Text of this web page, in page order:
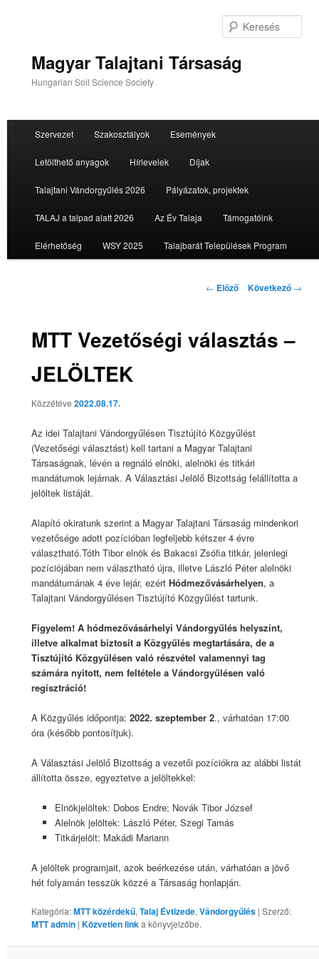
Magyar Talajtani Társaság
Hungarian Soil Science Society
Szervezet Szakosztályok Események
Letölthető anyagok Hírlevelek Díjak
Talajtani Vándorgyűlés 2026 Pályázatok, projektek
TALAJ a talpad alatt 2026 Az Év Talaja Támogatóink
Elérhetőség WSY 2025 Talajbarát Települések Program
Bejegyzés
← Előző Következő →
MTT Vezetőségi választás –
JELÖLTEK
Közzétéve2022.08.17.
Az idei Talajtani Vándorgyűlésen Tisztújító Közgyűlést
(Vezetőségi választást) kell tartani a Magyar Talajtani
Társaságnak, lévén a regnáló elnöki, alelnöki és titkári
mandátumok lejárnak. A Választási Jelölő Bizottság felállította a
jelöltek listáját.
Alapító okiratunk szerint a Magyar Talajtani Társaság mindenkori
vezetősége adott pozícióban legfeljebb kétszer 4 évre
választható.Tóth Tibor elnök és Bakacsi Zsófia titkár, jelenlegi
pozíciójában nem választható újra, illetve László Péter alelnöki
mandátumának 4 éve lejár, ezértHódmezővásárhelyen, a
Talajtani Vándorgyűlésen Tisztújító Közgyűlést tartunk.
Figyelem! A hódmezővásárhelyi Vándorgyűlés helyszínt,
illetve alkalmat biztosít a Közgyűlés megtartására, de a
Tisztújító Közgyűlésen való részvétel valamennyi tag
számára nyitott, nem feltétele a Vándorgyűlésen való
regisztráció!
A Közgyűlés időpontja:2022. szeptember 2., várhatóan 17:00
óra (később pontosítjuk).
A Választási Jelölő Bizottság a vezetői pozíciókra az alábbi listát
állította össze, egyeztetve a jelöltekkel:
Elnökjelöltek: Dobos Endre; Novák Tibor József
Alelnök jelöltek: László Péter, Szegi Tamás
Titkárjelölt: Makádi Mariann
A jelöltek programjait, azok beérkezése után, várhatóan a jövő
hét folyamán tesszük közzé a Társaság honlapján.
Kategória:MTT közérdekű,Talaj Évtizede,Vándorgyűlés | Szerző:
MTT admin |Közvetlen linka könyvjelzőbe.